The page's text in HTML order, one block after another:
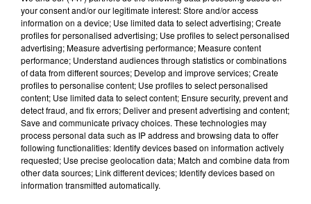
Quinze hectares de chaume brûlés à
Unverre
Deux personnes ont été prises en charge par les
your consent and/or our legitimate interest: Store and/or access
information on a device; Use limited data to select advertising; Create
profiles for personalised advertising; Use profiles to select personalised
advertising; Measure advertising performance; Measure content
performance; Understand audiences through statistics or combinations
of data from different sources; Develop and improve services; Create
profiles to personalise content; Use profiles to select personalised
content; Use limited data to select content; Ensure security, prevent and
detect fraud, and fix errors; Deliver and present advertising and content;
Save and communicate privacy choices. These technologies may
process personal data such as IP address and browsing data to offer
following functionalities: Identify devices based on information actively
requested; Use precise geolocation data; Match and combine data from
other data sources; Link different devices; Identify devices based on
information transmitted automatically.